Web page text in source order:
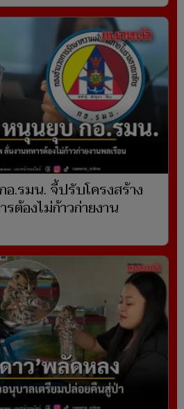
.รมน. จี้ปรับโครงสร้าง
ต้องไม่ก้าวก่ายงาน